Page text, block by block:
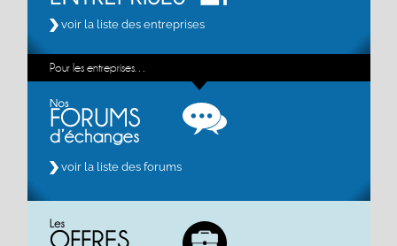
voir la liste des entreprises
Pour les entreprises…
voir la liste des forums